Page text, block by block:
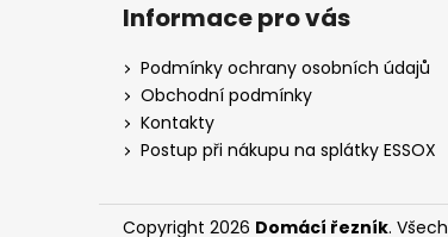
Informace pro vás
Podmínky ochrany osobních údajů
Obchodní podmínky
Kontakty
Postup při nákupu na splátky ESSOX
Copyright 2026 Domácí řezník.